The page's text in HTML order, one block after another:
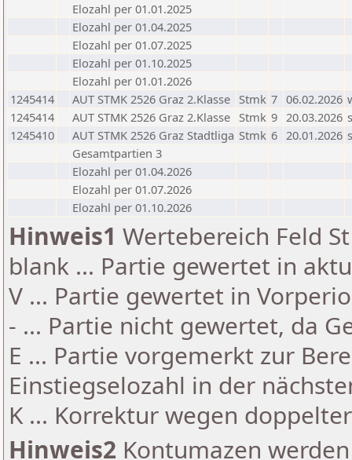
Elozahl per 01.01.2025
Elozahl per 01.04.2025
Elozahl per 01.07.2025
Elozahl per 01.10.2025
Elozahl per 01.01.2026
1245414
AUT STMK 2526 Graz 2.Klasse Stmk 7 06.02.2026
1245414
AUT STMK 2526 Graz 2.Klasse Stmk 9 20.03.2026 s
1245410
AUT STMK 2526 Graz Stadtliga Stmk 6 20.01.2026 s
Gesamtpartien 3
Elozahl per 01.04.2026
Elozahl per 01.07.2026
Elozahl per 01.10.2026
Hinweis1 Wertebereich Feld
blank ... Partie gewertet in
V ... Partie gewertet in
- ... Partie nicht gewertet, da
E ... Partie vorgemerkt zur
Einstiegselozahl in der
K ... Korrektur wegen
Hinweis2 Kontumazen